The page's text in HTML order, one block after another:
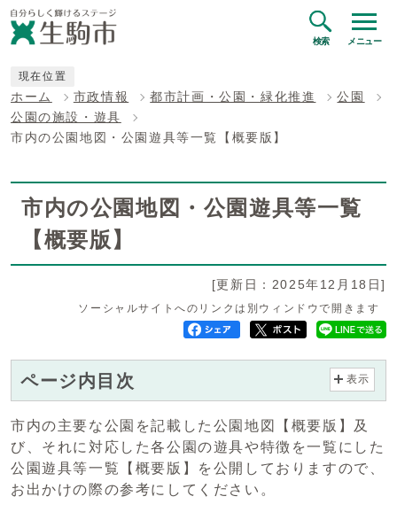
検索 メニュー
現在位置
ホーム 市政情報 都市計画・公園・緑化推進
公園
公園の施設・遊具
市内の公園地図・公園遊具等一覧【概要版】
市内の公園地図・公園遊具等一覧
【概要版】
[更新日：2025年12月18日]
ソーシャルサイトへのリンクは別ウィンドウで開きます
ページ内目次 表示
市内の主要な公園を記載した公園地図【概要版】及
び、それに対応した各公園の遊具や特徴を一覧にした
公園遊具等一覧【概要版】を公開しておりますので、
お出かけの際の参考にしてください。